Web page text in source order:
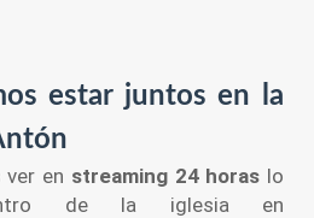
estar juntos en la
ver en streaming 24 horas lo
de la iglesia en